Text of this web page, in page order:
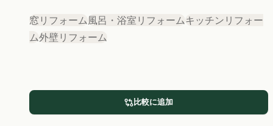
窓リフォーム 風呂・浴室リフォームキッチンリフォー
ム外壁リフォーム
比較に追加